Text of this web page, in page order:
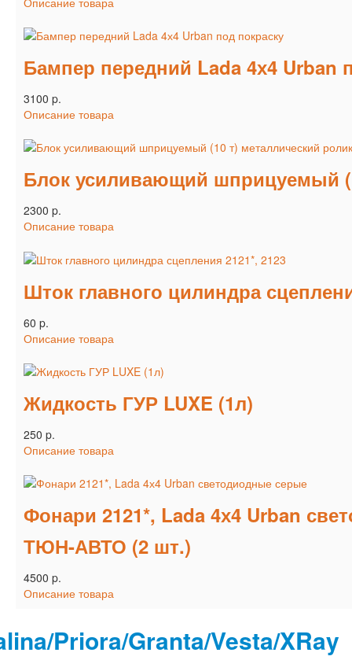
Бампер передний Lada 4х4 Urban
3100 p.
Описание товара
Блок усиливающий шприцуемый
2300 p.
Описание товара
Шток главного цилиндра
60 p.
Описание товара
Жидкость ГУР LUXE (1л)
250 p.
Описание товара
Фонари 2121*, Lada 4х4 Urban
ТЮН-АВТО (2 шт.)
4500 p.
Описание товара
Priora/Granta/Vesta/XRay